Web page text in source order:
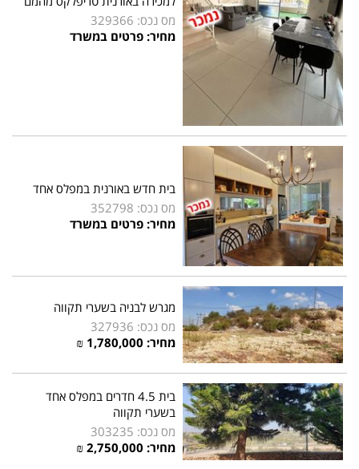
מס נכס: 329366
מחיר: פרטים במשרד
בית חדש באורנית במפלס אחד
מס נכס: 352798
מחיר: פרטים במשרד
מגרש לבניה בשערי תקווה
מס נכס: 327936
מחיר: 1,780,000
₪
בית 4.5 חדרים במפלס אחד
בשערי תקווה
מס נכס: 303235
מחיר: 2,750,000
₪